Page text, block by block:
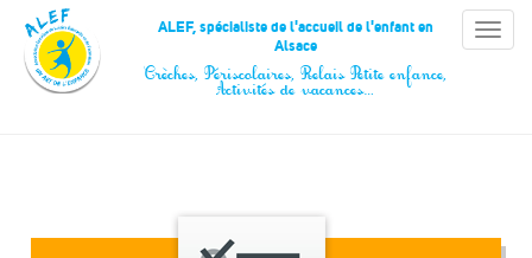
Panneau de gestion des cookies
Toggle
ALEF, spécialiste de l'accueil de l'enfant en
Alsace
Crèches, Périscolaires, Relais Petite enfance,
Activités de vacances…